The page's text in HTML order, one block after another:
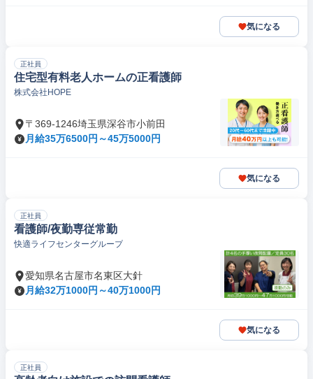
気になる
正社員
住宅型有料老人ホームの正看護師
株式会社HOPE
〒369-1246埼玉県深谷市小前田
月給35万6500円～45万5000円
気になる
正社員
看護師/夜勤専従常勤
快適ライフセンターグループ
愛知県名古屋市名東区大針
月給32万1000円～40万1000円
気になる
正社員